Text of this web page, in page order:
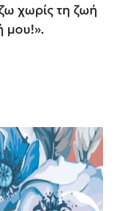
χωρίς τη ζωή
μου!».